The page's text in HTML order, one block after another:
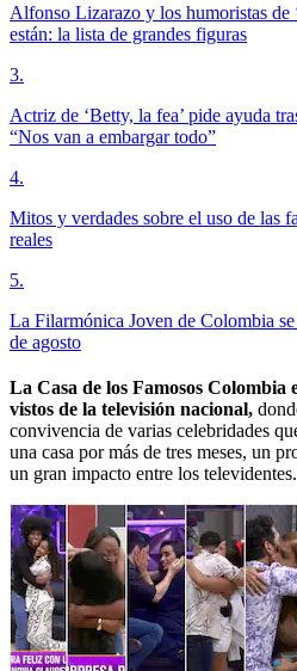
Alfonso Lizarazo y los humoristas de
están: la lista de grandes figuras
3.
Actriz de ‘Betty, la fea’ pide ayuda
“Nos van a embargar todo”
4.
Mitos y verdades sobre el uso de las
reales
5.
La Filarmónica Joven de Colombia
de agosto
La Casa de los Famosos Colombia
vistos de la televisión nacional,
convivencia de varias celebridades
una casa por más de tres meses, un
un gran impacto entre los televidentes.